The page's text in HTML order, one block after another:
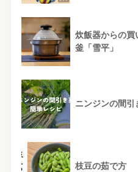
炊飯器からの買
釜「雪平」
ニンジンの間
枝豆の茹で方